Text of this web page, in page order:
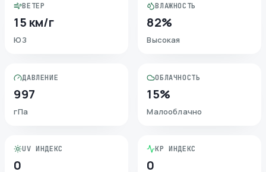
ВЕТЕР
15 км/г
ЮЗ
ВЛАЖНОСТЬ
82%
Высокая
ДАВЛЕНИЕ
997
гПа
ОБЛАЧНОСТЬ
15%
Малооблачно
UV ИНДЕКС
0
KP ИНДЕКС
0